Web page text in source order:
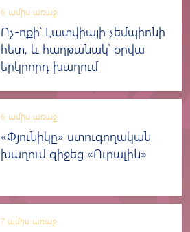
6 ամիս առաջ
Ոչ-ոքի՝ Լատվիայի չեմպիոնի
հետ, և հաղթանակ՝ օրվա
երկրորդ խաղում
6 ամիս առաջ
«Փյունիկը» ստուգողական
խաղում զիջեց «Ուրալին»
7 ամիս առաջ